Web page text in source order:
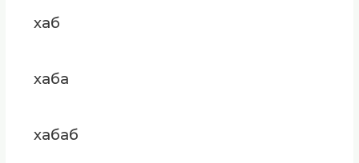
хаб
хаба
хабаб